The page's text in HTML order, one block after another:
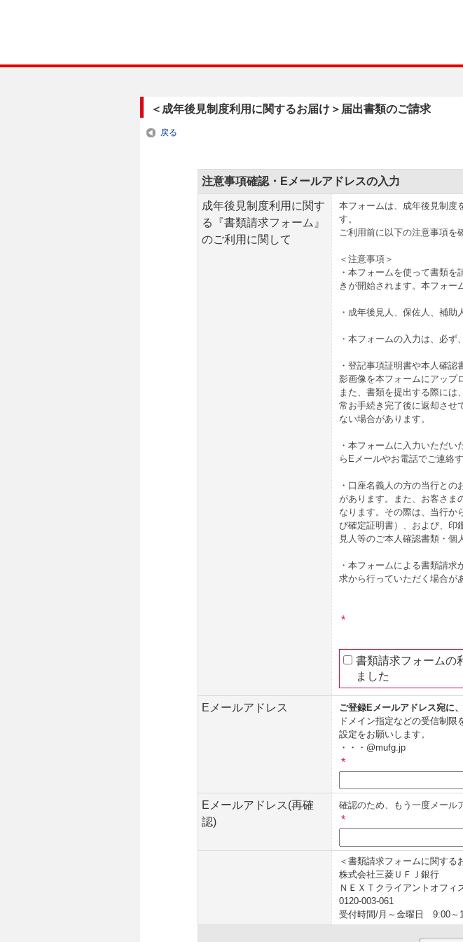
＜成年後見制度利用に関するお届け＞届出書類のご請求
戻る
注意事項確認・Eメールアドレスの入力
成年後見制度利用に関す
る『書類請求フォーム』
のご利用に関して
本フォームは、成年後見制度
す。
ご利用前に以下の注意事項を
＜注意事項＞
・本フォームを使って書類
きが開始されます。本フォー
・成年後見人、保佐人、補助
・本フォームの入力は、必ず
・登記事項証明書や本人確
影画像を本フォームにアップ
また、書類を提出する際には
常お手続き完了後に返却させ
ない場合があります。
・本フォームに入力いただ
らEメールやお電話でご連絡
・口座名義人の方の当行と
があります。また、お客さま
なります。その際は、当行か
び確定証明書）、および、印
見人等のご本人確認書類・個
・本フォームによる書類請
求から行っていただく場合が
*
書類請求フォームの
ました
Eメールアドレス
ご登録Eメールアドレス宛に
ドメイン指定などの受信制
設定をお願いします。
・・・@mufg.jp
*
Eメールアドレス(再確
認)
確認のため、もう一度メール
*
＜書類請求フォームに関する
株式会社三菱ＵＦＪ銀行
ＮＥＸＴクライアントオフィ
0120‐003‐061
受付時間/月～金曜日 9:00～